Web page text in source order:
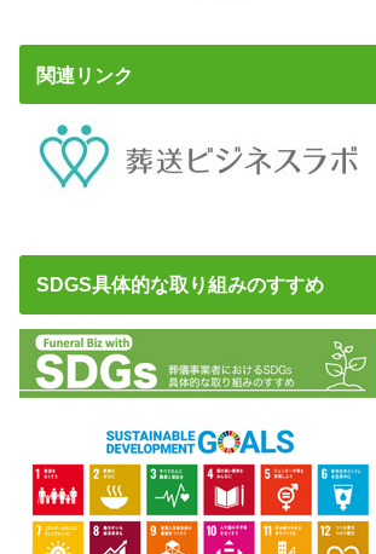
関連リンク
SDGS具体的な取り組みのすすめ